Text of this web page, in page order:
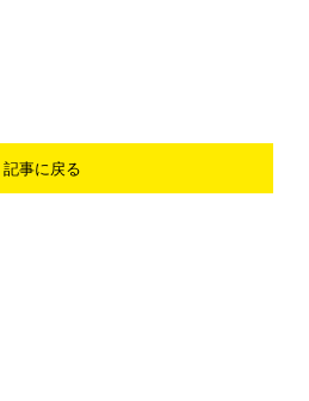
記事に戻る